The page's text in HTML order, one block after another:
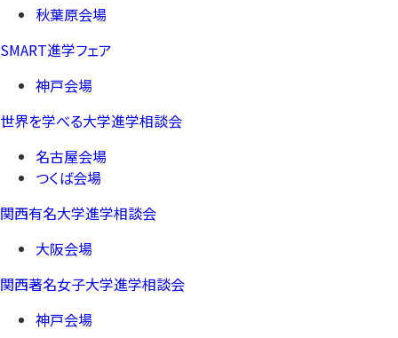
秋葉原会場
SMART進学フェア
神戸会場
世界を学べる大学進学相談会
名古屋会場
つくば会場
関西有名大学進学相談会
大阪会場
関西著名女子大学進学相談会
神戸会場